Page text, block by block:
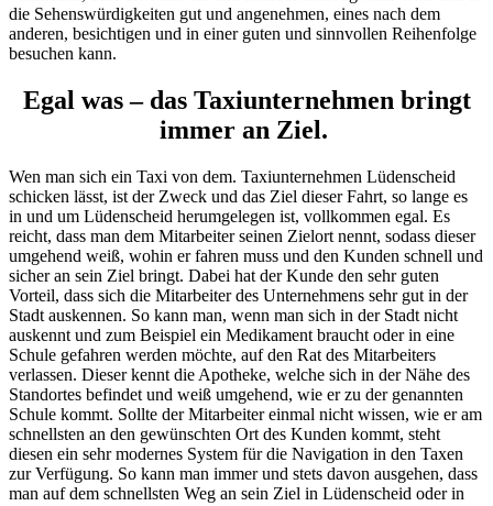
die Sehenswürdigkeiten gut und angenehmen, eines nach dem
anderen, besichtigen und in einer guten und sinnvollen Reihenfolge
besuchen kann.
Egal was – das Taxiunternehmen bringt
immer an Ziel.
Wen man sich ein Taxi von dem. Taxiunternehmen Lüdenscheid
schicken lässt, ist der Zweck und das Ziel dieser Fahrt, so lange es
in und um Lüdenscheid herumgelegen ist, vollkommen egal. Es
reicht, dass man dem Mitarbeiter seinen Zielort nennt, sodass dieser
umgehend weiß, wohin er fahren muss und den Kunden schnell und
sicher an sein Ziel bringt. Dabei hat der Kunde den sehr guten
Vorteil, dass sich die Mitarbeiter des Unternehmens sehr gut in der
Stadt auskennen. So kann man, wenn man sich in der Stadt nicht
auskennt und zum Beispiel ein Medikament braucht oder in eine
Schule gefahren werden möchte, auf den Rat des Mitarbeiters
verlassen. Dieser kennt die Apotheke, welche sich in der Nähe des
Standortes befindet und weiß umgehend, wie er zu der genannten
Schule kommt. Sollte der Mitarbeiter einmal nicht wissen, wie er am
schnellsten an den gewünschten Ort des Kunden kommt, steht
diesen ein sehr modernes System für die Navigation in den Taxen
zur Verfügung. So kann man immer und stets davon ausgehen, dass
man auf dem schnellsten Weg an sein Ziel in Lüdenscheid oder in